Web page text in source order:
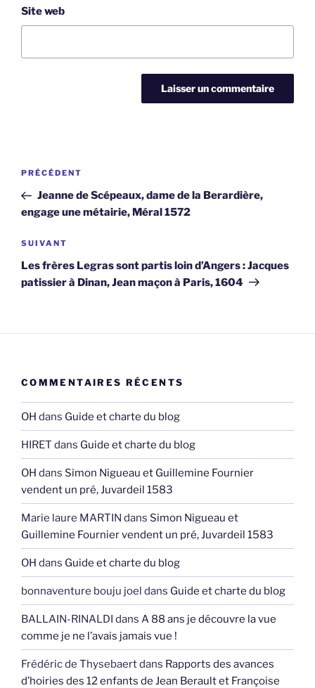
Site web
Navigation
l’article
Article
précédent
PRÉCÉDENT
Jeanne de Scépeaux, dame de la Berardière,
engage une métairie, Méral 1572
Article
suivant
SUIVANT
Les frères Legras sont partis loin d’Angers : Jacques
patissier à Dinan, Jean maçon à Paris, 1604
COMMENTAIRES RÉCENTS
OH dans Guide et charte du blog
HIRET dans Guide et charte du blog
OH dans Simon Nigueau et Guillemine Fournier
vendent un pré, Juvardeil 1583
Marie laure MARTIN dans Simon Nigueau et
Guillemine Fournier vendent un pré, Juvardeil 1583
OH dans Guide et charte du blog
bonnaventure bouju joel dans Guide et charte du blog
BALLAIN-RINALDI dans A 88 ans je découvre la vue
comme je ne l’avais jamais vue !
Frédéric de Thysebaertdans Rapports des avances
d’hoiries des 12 enfants de Jean Berault et Françoise